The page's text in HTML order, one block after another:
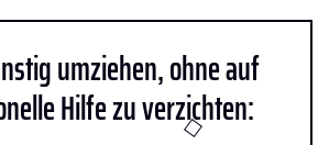
umziehen, ohne auf
Hilfe zu verzichten: